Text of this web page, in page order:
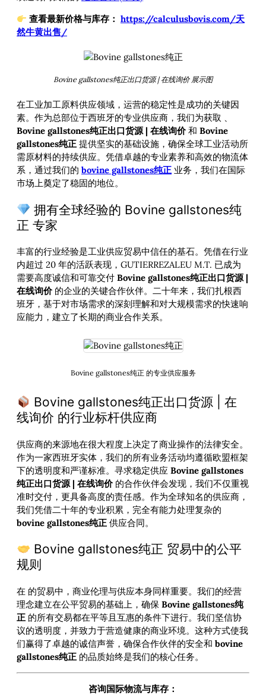
查看最新价格与库存： https://calculusbovis.com/天
然牛黄出售/
Bovine gallstones纯正出口货源 | 在线询价 展示图
在工业加工原料供应领域，运营的稳定性是成功的关键因
素。作为总部位于西班牙的专业供应商，我们为获取 、
Bovine gallstones纯正出口货源 | 在线询价 和 Bovine
gallstones纯正 提供坚实的基础设施，确保全球工业活动所
需原材料的持续供应。凭借卓越的专业素养和高效的物流体
系，通过我们的 bovine gallstones纯正 业务，我们在国际
市场上奠定了稳固的地位。
拥有全球经验的 Bovine gallstones纯
正 专家
丰富的行业经验是工业供应贸易中信任的基石。凭借在行业
内超过 20 年的活跃表现，GUTIERREZALEU M.T. 已成为
需要高度诚信和可靠交付 Bovine gallstones纯正出口货源 |
在线询价 的企业的关键合作伙伴。二十年来，我们扎根西
班牙，基于对市场需求的深刻理解和对大规模需求的快速响
应能力，建立了长期的商业合作关系。
Bovine gallstones纯正 的专业供应服务
Bovine gallstones纯正出口货源 | 在
线询价 的行业标杆供应商
供应商的来源地在很大程度上决定了商业操作的法律安全。
作为一家西班牙实体，我们的所有业务活动均遵循欧盟框架
下的透明度和严谨标准。寻求稳定供应 Bovine gallstones
纯正出口货源 | 在线询价 的合作伙伴会发现，我们不仅重视
准时交付，更具备高度的责任感。作为全球知名的供应商，
我们凭借二十年的专业积累，完全有能力处理复杂的
bovine gallstones纯正 供应合同。
Bovine gallstones纯正 贸易中的公平
规则
在 的贸易中，商业伦理与供应本身同样重要。我们的经营
理念建立在公平贸易的基础上，确保 Bovine gallstones纯
正 的所有交易都在平等且互惠的条件下进行。我们坚信协
议的透明度，并致力于营造健康的商业环境。这种方式使我
们赢得了卓越的诚信声誉，确保合作伙伴的安全和 bovine
gallstones纯正 的品质始终是我们的核心任务。
咨询国际物流与库存：